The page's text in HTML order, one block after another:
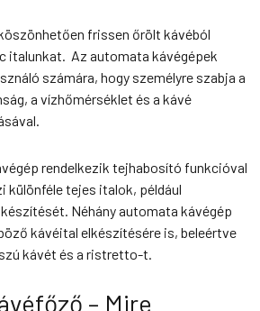
frissen őrölt kávéból
italunkat. Az automata kávégépek
számára, hogy személyre szabja a
a vízhőmérséklet és a kávé
rendelkezik tejhabosító funkcióval
különféle tejes italok, például
Néhány automata kávégép
kávéital elkészítésére is, beleértve
kávét és a ristretto-t.
– Mire